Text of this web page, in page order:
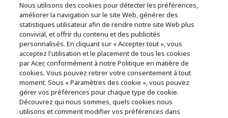
Livraison
Gratuite
Accompagnement
avant et après-
vente
Avec 0%
D'intérêt
© 2026 Acer Inc.
CPYou BV est le revendeur et marchand agréé pour les produits et
services proposés au sein de ce magasin.
Nous utilisons des cookies pour détecter les préférences,
améliorer la navigation sur le site Web, générer des
statistiques utilisateur afin de rendre notre site Web plus
convivial, et offrir du contenu et des publicités
personnalisés. En cliquant sur « Accepter tout », vous
acceptez l'utilisation et le placement de tous les cookies
par Acer, conformément à notre Politique en matière de
cookies. Vous pouvez retirer votre consentement à tout
moment. Sous « Paramètres des cookie », vous pouvez
gérer vos préférences pour chaque type de cookie.
Découvrez qui nous sommes, quels cookies nous
utilisons et comment modifier vos préférences dans